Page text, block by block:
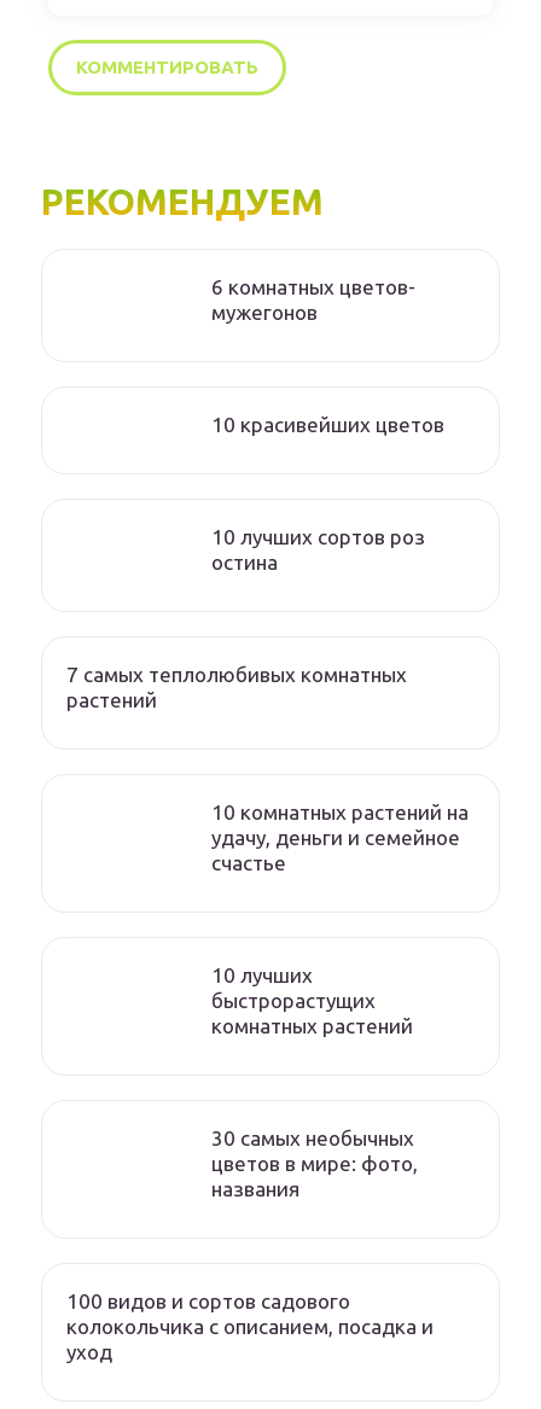
РЕКОМЕНДУЕМ
6 комнатных цветов-
мужегонов
10 красивейших цветов
10 лучших сортов роз
остина
7 самых теплолюбивых комнатных
растений
10 комнатных растений на
удачу, деньги и семейное
счастье
10 лучших
быстрорастущих
комнатных растений
30 самых необычных
цветов в мире: фото,
названия
100 видов и сортов садового
колокольчика с описанием, посадка и
уход